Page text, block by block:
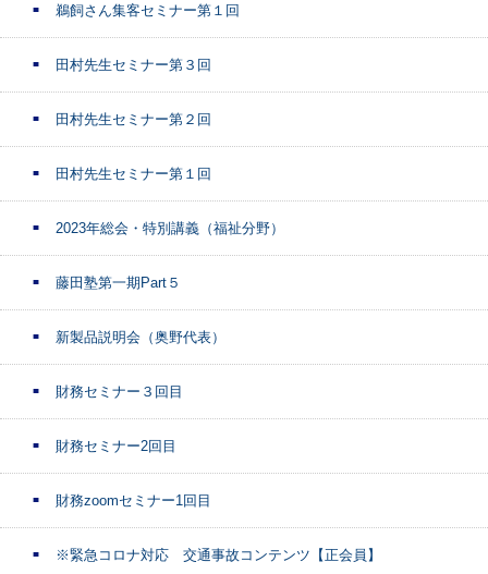
鵜飼さん集客セミナー第１回
田村先生セミナー第３回
田村先生セミナー第２回
田村先生セミナー第１回
2023年総会・特別講義（福祉分野）
藤田塾第一期Part５
新製品説明会（奥野代表）
財務セミナー３回目
財務セミナー2回目
財務zoomセミナー1回目
※緊急コロナ対応 交通事故コンテンツ【正会員】